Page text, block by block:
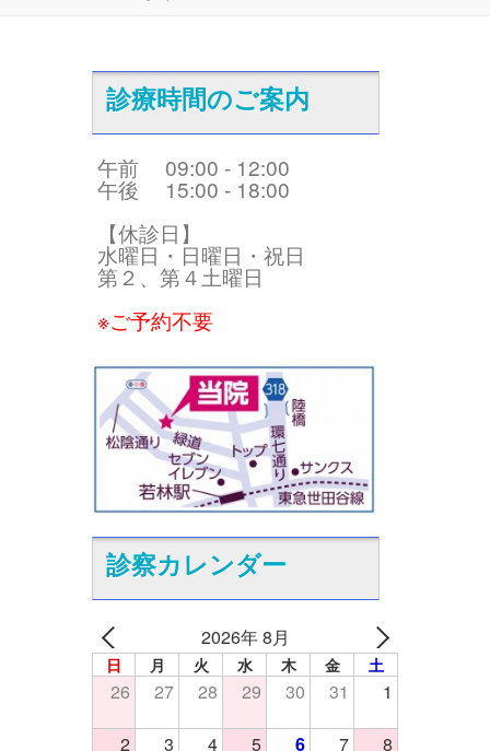
診療時間のご案内
午前 09:00 - 12:00
午後 15:00 - 18:00
【休診日】
水曜日・日曜日・祝日
第２、第４土曜日
※ご予約不要
診察カレンダー
2026年 8月
日 月 火 水 木 金 土
26 27 28 29 30 31 1
2 3 4 5 6 7 8